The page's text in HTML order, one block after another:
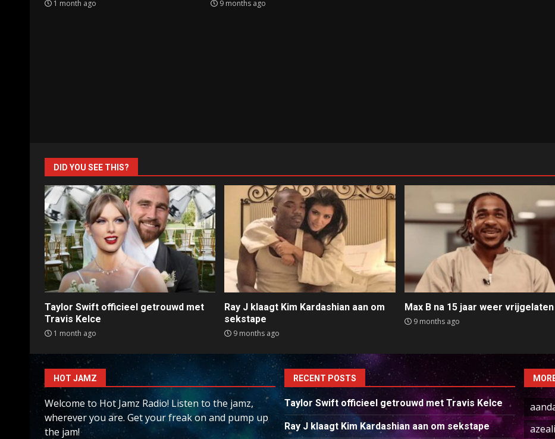
1 month ago 9 months ago
DID YOU SEE THIS?
Taylor Swift officieel getrouwd met
Travis Kelce
1 month ago
Ray J klaagt Kim Kardashian aan om
sekstape
9 months ago
Max B na 15 jaar weer vrijgelaten
9 months ago
HOT JAMZ
Welcome to Hot Jamz Radio! Listen to the jamz,
wherever you are. Get your freak on and pump up
the jam!
RECENT POSTS
Taylor Swift officieel getrouwd met Travis Kelce
Ray J klaagt Kim Kardashian aan om sekstape